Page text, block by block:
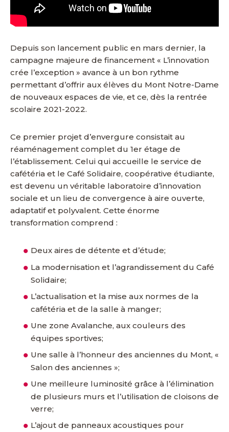
Depuis son lancement public en mars dernier, la
campagne majeure de financement « L’innovation
crée l’exception » avance à un bon rythme
permettant d’offrir aux élèves du Mont Notre-Dame
de nouveaux espaces de vie, et ce, dès la rentrée
scolaire 2021-2022.
Ce premier projet d’envergure consistait au
réaménagement complet du 1er étage de
l’établissement. Celui qui accueille le service de
cafétéria et le Café Solidaire, coopérative étudiante,
est devenu un véritable laboratoire d’innovation
sociale et un lieu de convergence à aire ouverte,
adaptatif et polyvalent. Cette énorme
transformation comprend :
Deux aires de détente et d’étude;
La modernisation et l’agrandissement du Café
Solidaire;
L’actualisation et la mise aux normes de la
cafétéria et de la salle à manger;
Une zone Avalanche, aux couleurs des
équipes sportives;
Une salle à l’honneur des anciennes du Mont, «
Salon des anciennes »;
Une meilleure luminosité grâce à l’élimination
de plusieurs murs et l’utilisation de cloisons de
verre;
L’ajout de panneaux acoustiques pour